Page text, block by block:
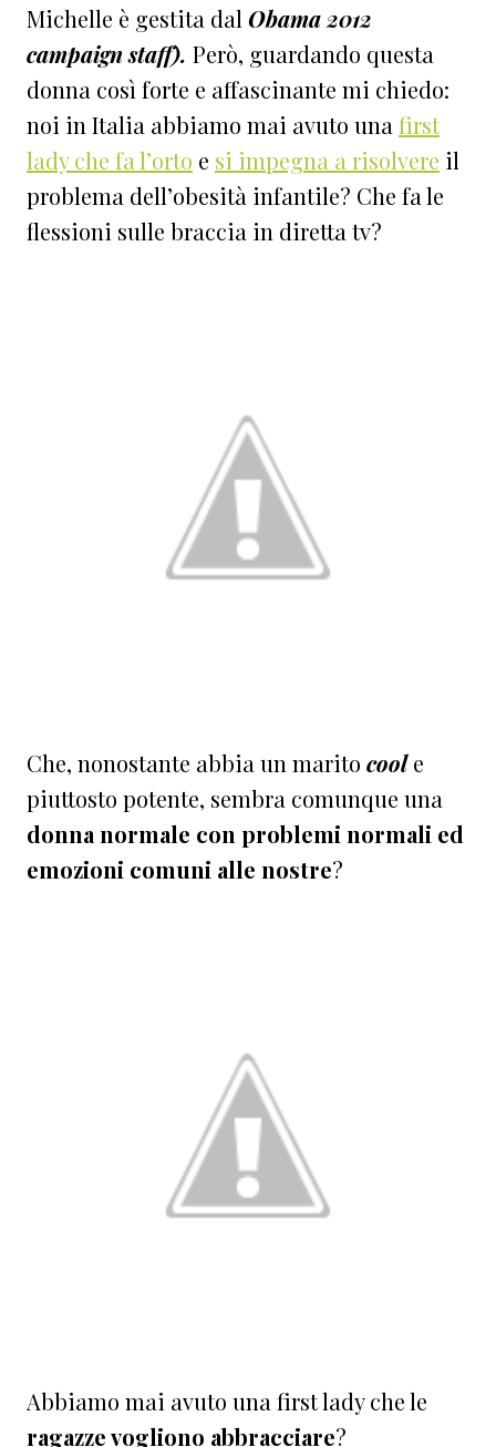
Michelle è gestita dal Obama 2012
campaign staff). Però, guardando questa
donna così forte e affascinante mi chiedo:
noi in Italia abbiamo mai avuto una first
lady che fa l’orto e si impegna a risolvere il
problema dell’obesità infantile? Che fa le
flessioni sulle braccia in diretta tv?
Che, nonostante abbia un marito coole
piuttosto potente, sembra comunque una
donna normale con problemi normali ed
emozioni comuni alle nostre?
Abbiamo mai avuto una first lady che le
ragazze vogliono abbracciare?